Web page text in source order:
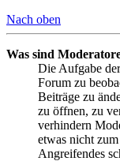
Nach oben
Was sind
Die Aufgabe
Forum zu
Beiträge zu
zu öffnen, zu
verhindern
etwas nicht
Angreifendes